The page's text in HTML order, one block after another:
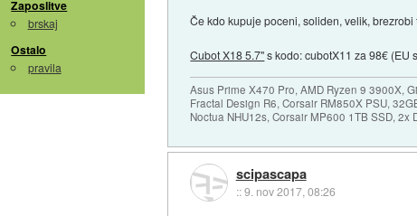
Zaposlitve
brskaj
Ostalo
pravila
Če kdo kupuje poceni, soliden, velik, brezrobi
Cubot X18 5.7"s kodo: cubotX11 za 98€ (EU
Asus Prime X470 Pro, AMD Ryzen 9 3900X,
Fractal Design R6, Corsair RM850X PSU,
Noctua NHU12s, Corsair MP600 1TB SSD, 2x
scipascapa
::9. nov 2017, 08:26